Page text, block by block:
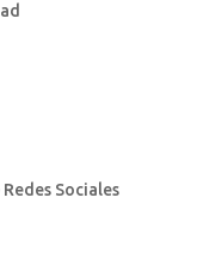
Sociales